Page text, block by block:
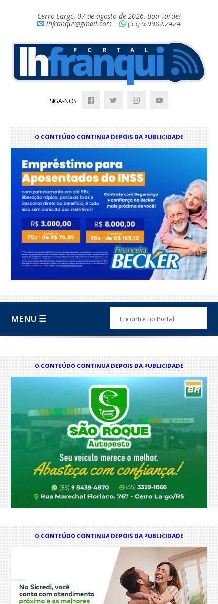
Cerro Largo, 07 de agosto de 2026. Boa Tarde!
lhfranqui@gmail.com
(55) 9.9982.2424
SIGA-NOS:
O CONTEÚDO CONTINUA DEPOIS DA PUBLICIDADE
MENU ☰
O CONTEÚDO CONTINUA DEPOIS DA PUBLICIDADE
O CONTEÚDO CONTINUA DEPOIS DA PUBLICIDADE